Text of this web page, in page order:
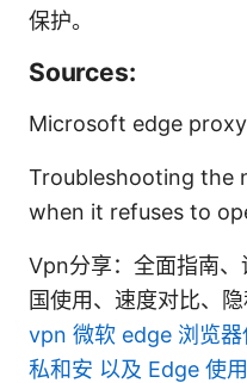
保护。
Sources:
Microsoft edge
Troubleshooting the
when it refuses to
Vpn分享：全面指南
国使用、速度对比、
vpn 微软 edge 浏览
私和安 以及 Edge 使